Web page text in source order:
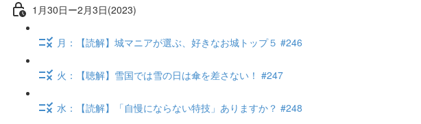
1月30日ー2月3日(2023)
月：【読解】城マニアが選ぶ、好きなお城トップ５ #246
火：【聴解】雪国では雪の日は傘を差さない！ #247
水：【読解】「自慢にならない特技」ありますか？ #248